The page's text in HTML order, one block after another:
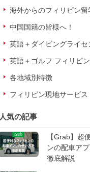
海外からのフィリピン留
中国国籍の皆様へ！
英語＋ダイビングライセ
英語＋ゴルフ フィリピ
各地域別特徴
フィリピン現地サービス
人気の記事
【Grab】超
ンの配車ア
徹底解説